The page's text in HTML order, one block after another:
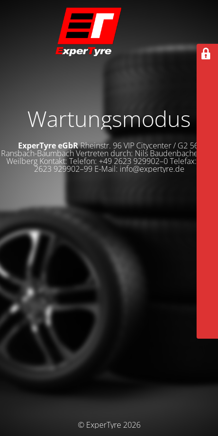
Wartungsmodus
ExperTyre eGbRRheinstr. 96 VIP Citycenter / G2 56235
Ransbach-Baumbach Vertreten durch: Nils Baudenbacher Dirk
Weilberg Kontakt: Telefon: +49 2623 929902–0 Telefax: +49
2623 929902–99 E-Mail: info@expertyre.de
© ExperTyre 2026